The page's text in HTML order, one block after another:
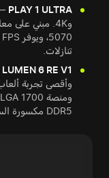
PLAY 1 ULTRA
تنازلات.
LUMEN 6 RE V1
DDR5 مكسورة السرعة.